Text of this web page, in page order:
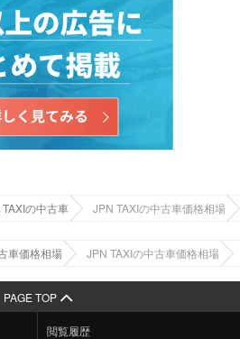
の中古車 JPN TAXIの中古車価格相場
車価格相場 JPN TAXIの中古車価格相場
PAGE TOP
閲覧履歴